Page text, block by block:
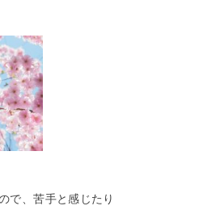
で、苦手と感じたり